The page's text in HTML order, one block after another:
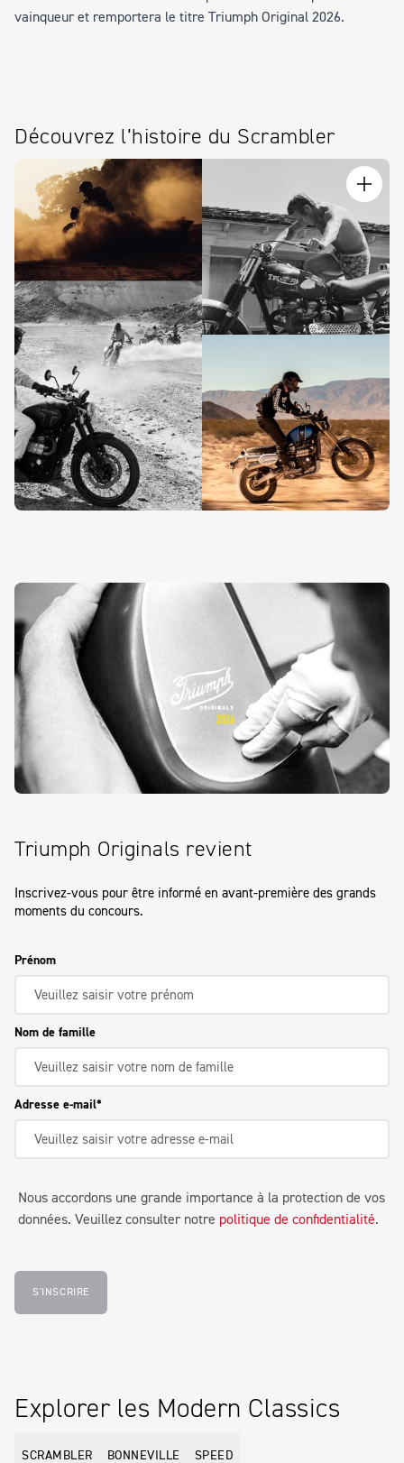
vainqueur et remportera le titre Triumph Original 2026.
Découvrez l’histoire du Scrambler
Triumph Originals revient
Inscrivez-vous pour être informé en avant-première des grands
moments du concours.
Prénom
Nom de famille
Adresse e-mail
Nous accordons une grande importance à la protection de vos
données. Veuillez consulter notre politique de confidentialité.
S'INSCRIRE
Explorer les Modern Classics
SCRAMBLER BONNEVILLE SPEED